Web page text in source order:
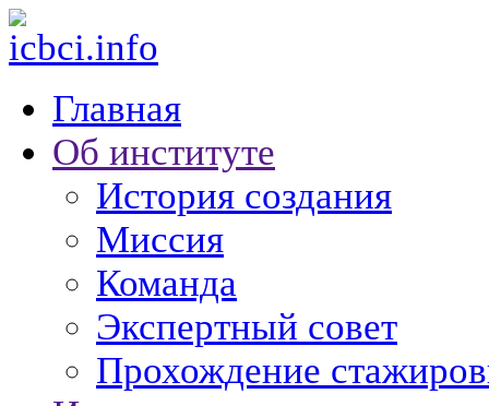
Главная
Об институте
История создания
Миссия
Команда
Экспертный совет
Прохождение